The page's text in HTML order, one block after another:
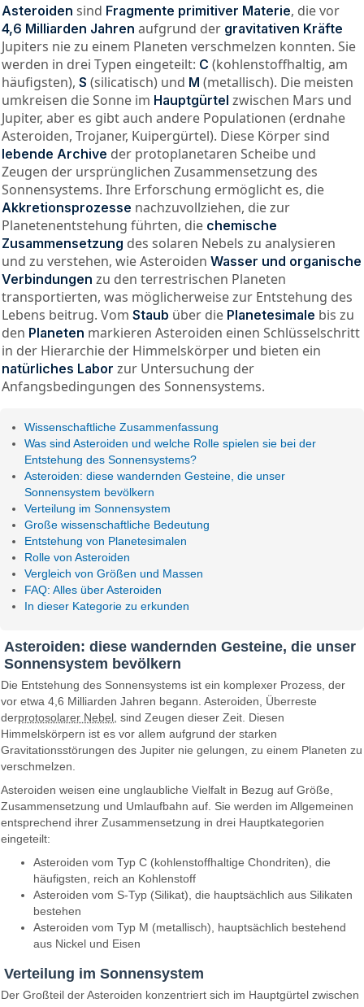
Asteroiden sind Fragmente primitiver Materie, die vor
4,6 Milliarden Jahren aufgrund der gravitativen Kräfte
Jupiters nie zu einem Planeten verschmelzen konnten. Sie
werden in drei Typen eingeteilt: C (kohlenstoffhaltig, am
häufigsten), S (silicatisch) und M (metallisch). Die meisten
umkreisen die Sonne im Hauptgürtel zwischen Mars und
Jupiter, aber es gibt auch andere Populationen (erdnahe
Asteroiden, Trojaner, Kuipergürtel). Diese Körper sind
lebende Archive der protoplanetaren Scheibe und
Zeugen der ursprünglichen Zusammensetzung des
Sonnensystems. Ihre Erforschung ermöglicht es, die
Akkretionsprozesse nachzuvollziehen, die zur
Planetenentstehung führten, die chemische
Zusammensetzung des solaren Nebels zu analysieren
und zu verstehen, wie Asteroiden Wasser und organische
Verbindungen zu den terrestrischen Planeten
transportierten, was möglicherweise zur Entstehung des
Lebens beitrug. Vom Staub über die Planetesimale bis zu
den Planeten markieren Asteroiden einen Schlüsselschritt
in der Hierarchie der Himmelskörper und bieten ein
natürliches Labor zur Untersuchung der
Anfangsbedingungen des Sonnensystems.
Wissenschaftliche Zusammenfassung
Was sind Asteroiden und welche Rolle spielen sie bei der
Entstehung des Sonnensystems?
Asteroiden: diese wandernden Gesteine, die unser
Sonnensystem bevölkern
Verteilung im Sonnensystem
Große wissenschaftliche Bedeutung
Entstehung von Planetesimalen
Rolle von Asteroiden
Vergleich von Größen und Massen
FAQ: Alles über Asteroiden
In dieser Kategorie zu erkunden
Asteroiden: diese wandernden Gesteine, die unser
Sonnensystem bevölkern
Die Entstehung des Sonnensystems ist ein komplexer Prozess, der
vor etwa 4,6 Milliarden Jahren begann. Asteroiden, Überreste
derprotosolarer Nebel, sind Zeugen dieser Zeit. Diesen
Himmelskörpern ist es vor allem aufgrund der starken
Gravitationsstörungen des Jupiter nie gelungen, zu einem Planeten zu
verschmelzen.
Asteroiden weisen eine unglaubliche Vielfalt in Bezug auf Größe,
Zusammensetzung und Umlaufbahn auf. Sie werden im Allgemeinen
entsprechend ihrer Zusammensetzung in drei Hauptkategorien
eingeteilt:
Asteroiden vom Typ C (kohlenstoffhaltige Chondriten), die
häufigsten, reich an Kohlenstoff
Asteroiden vom S-Typ (Silikat), die hauptsächlich aus Silikaten
bestehen
Asteroiden vom Typ M (metallisch), hauptsächlich bestehend
aus Nickel und Eisen
Verteilung im Sonnensystem
Der Großteil der Asteroiden konzentriert sich im Hauptgürtel zwischen